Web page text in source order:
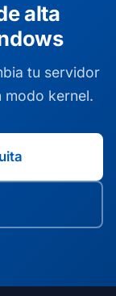
alta
tu servidor
modo kernel.